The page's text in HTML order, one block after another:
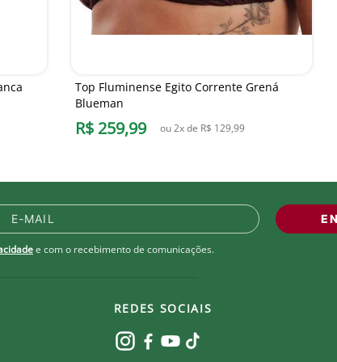
Top Fluminense Egito Corrente Grená
Blueman
R$ 259,99 ou2x de R$ 129,99
e com o recebimento de comunicações.
REDES SOCIAIS